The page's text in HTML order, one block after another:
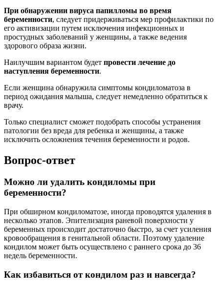
При обнаружении вируса папилломы во время
беременности, следует придерживаться мер профилактики по
его активизации путем исключения инфекционных и
простудных заболеваний у женщины, а также ведения
здорового образа жизни.
Наилучшим вариантом будет провести лечение до
наступления беременности.
Если женщина обнаружила симптомы кондиломатоза в
период ожидания малыша, следует немедленно обратиться к
врачу.
Только специалист сможет подобрать способы устранения
патологии без вреда для ребенка и женщины, а также
исключить осложнения течения беременности и родов.
Вопрос-ответ
Можно ли удалить кондиломы при
беременности?
При обширном кондиломатозе, иногда проводятся удаления в
несколько этапов. Эпителизация раневой поверхности у
беременных происходит достаточно быстро, за счет усиления
кровообращения в генитальной области. Поэтому удаление
кондилом может быть осуществлено с раннего срока до 36
недель беременности.
Как избавиться от кондилом раз и навсегда?